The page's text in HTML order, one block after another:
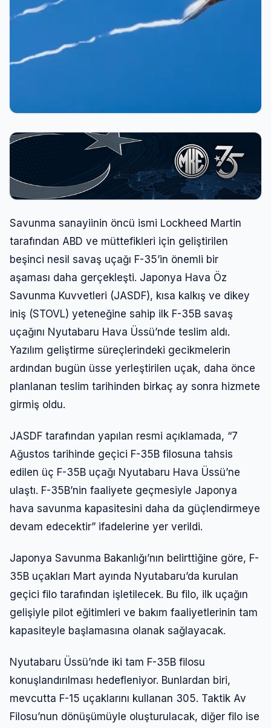
Savunma sanayiinin öncü ismi Lockheed Martin
tarafından ABD ve müttefikleri için geliştirilen
beşinci nesil savaş uçağı F-35’in önemli bir
aşaması daha gerçekleşti. Japonya Hava Öz
Savunma Kuvvetleri (JASDF), kısa kalkış ve dikey
iniş (STOVL) yeteneğine sahip ilk F-35B savaş
uçağını Nyutabaru Hava Üssü’nde teslim aldı.
Yazılım geliştirme süreçlerindeki gecikmelerin
ardından bugün üsse yerleştirilen uçak, daha önce
planlanan teslim tarihinden birkaç ay sonra hizmete
girmiş oldu.
JASDF tarafından yapılan resmi açıklamada, “7
Ağustos tarihinde geçici F-35B filosuna tahsis
edilen üç F-35B uçağı Nyutabaru Hava Üssü’ne
ulaştı. F-35B’nin faaliyete geçmesiyle Japonya
hava savunma kapasitesini daha da güçlendirmeye
devam edecektir” ifadelerine yer verildi.
Japonya Savunma Bakanlığı’nın belirttiğine göre, F-
35B uçakları Mart ayında Nyutabaru’da kurulan
geçici filo tarafından işletilecek. Bu filo, ilk uçağın
gelişiyle pilot eğitimleri ve bakım faaliyetlerinin tam
kapasiteyle başlamasına olanak sağlayacak.
Nyutabaru Üssü’nde iki tam F-35B filosu
konuşlandırılması hedefleniyor. Bunlardan biri,
mevcutta F-15 uçaklarını kullanan 305. Taktik Av
Filosu’nun dönüşümüyle oluşturulacak, diğer filo ise